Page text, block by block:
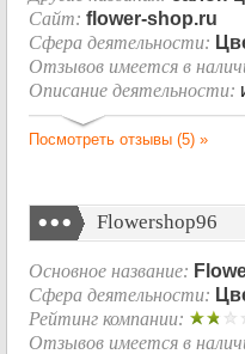
Сайт: flower-shop.ru
Сфера деятельности:
Отзывов имеется в
Описание деятельности:
Посмотреть отзывы (5) »
Flowershop96
Основное название:
Сфера деятельности:
Рейтинг компании:
Отзывов имеется в